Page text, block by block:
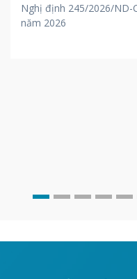
Nghị định 245/2026/ND-
năm 2026